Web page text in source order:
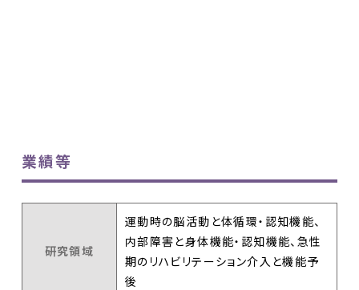
業績等
研究領域
運動時の脳活動と体循環・認知機能、
内部障害と身体機能・認知機能、急性
期のリハビリテーション介入と機能予
後